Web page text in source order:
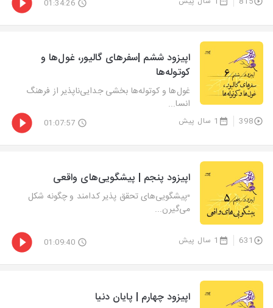
01:34:26
اپیزود ششم |سفرهای گالیور، غول‌ها و
کوتوله‌ها
غول‌ها و کوتوله‌ها بخشی جدایی‌ناپذیر از فرهنگ
انسا...
398 1 سال پیش 01:07:57
اپیزود پنجم | پیشگویی‌های واقعی
▫️پیشگویی‌های تحقق پذیر کدامند و چگونه شکل
می‌گیرن...
631 1 سال پیش 01:09:40
اپیزود چهارم | پایان دنیا